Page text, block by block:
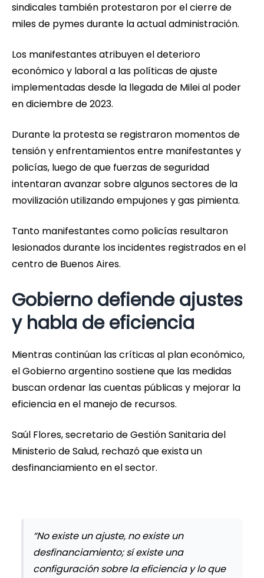
sindicales también protestaron por el cierre de
miles de pymes durante la actual administración.
Los manifestantes atribuyen el deterioro
económico y laboral a las políticas de ajuste
implementadas desde la llegada de Milei al poder
en diciembre de 2023.
Durante la protesta se registraron momentos de
tensión y enfrentamientos entre manifestantes y
policías, luego de que fuerzas de seguridad
intentaran avanzar sobre algunos sectores de la
movilización utilizando empujones y gas pimienta.
Tanto manifestantes como policías resultaron
lesionados durante los incidentes registrados en el
centro de Buenos Aires.
Gobierno defiende ajustes
y habla de eficiencia
Mientras continúan las críticas al plan económico,
el Gobierno argentino sostiene que las medidas
buscan ordenar las cuentas públicas y mejorar la
eficiencia en el manejo de recursos.
Saúl Flores, secretario de Gestión Sanitaria del
Ministerio de Salud, rechazó que exista un
desfinanciamiento en el sector.
“No existe un ajuste, no existe un
desfinanciamiento; sí existe una
configuración sobre la eficiencia y lo que